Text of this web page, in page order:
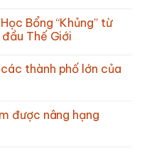
Bổng “Khủng” từ
Thế Giới
thành phố lớn của
được nâng hạng